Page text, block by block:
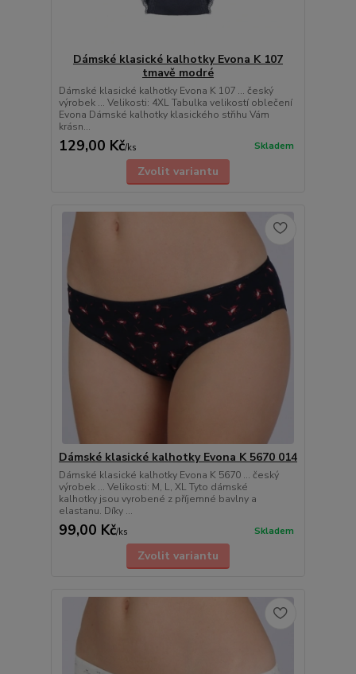
Dámské klasické kalhotky Evona K 107
tmavě modré
Dámské klasické kalhotky Evona K 107 ... český
výrobek ... Velikosti: 4XL Tabulka velikostí oblečení
Evona Dámské kalhotky klasického střihu Vám
krásn...
129,00 Kč/ks Skladem
Zvolit variantu
Dámské klasické kalhotky Evona K 5670 014
Dámské klasické kalhotky Evona K 5670 ... český
výrobek ... Velikosti: M, L, XL Tyto dámské
kalhotky jsou vyrobené z příjemné bavlny a
elastanu. Díky ...
99,00 Kč/ks Skladem
Zvolit variantu